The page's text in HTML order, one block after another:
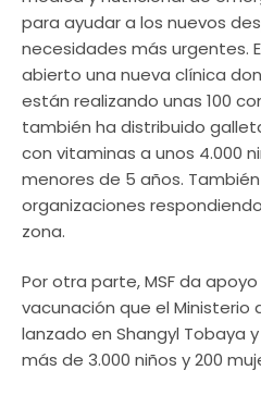
para ayudar a los nuevos
necesidades más urgentes.
abierto una nueva clínica
están realizando unas 100
también ha distribuido
con vitaminas a unos 4.000
menores de 5 años.
organizaciones
zona.
Por otra parte, MSF da
vacunación que el Ministerio
lanzado en Shangyl Tobaya
más de 3.000 niños y 200